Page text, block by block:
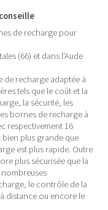
de recharge pour
(66) et dans l'Aude
recharge adaptée à
tels que le coût et la
la sécurité, les
bornes de recharge à
respectivement 16
bien plus grande que
est plus rapide. Outre
plus sécurisée que la
nombreuses
le contrôle de la
distance ou encore le